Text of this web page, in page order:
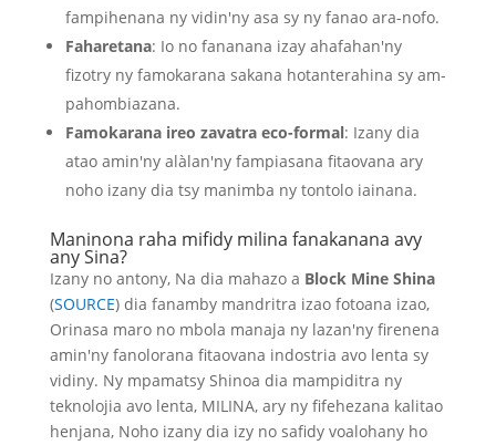
fampihenana ny vidin'ny asa sy ny fanao ara-nofo.
Faharetana: Io no fananana izay ahafahan'ny
fizotry ny famokarana sakana hotanterahina sy am-
pahombiazana.
Famokarana ireo zavatra eco-formal: Izany dia
atao amin'ny alàlan'ny fampiasana fitaovana ary
noho izany dia tsy manimba ny tontolo iainana.
Maninona raha mifidy milina fanakanana avy
any Sina?
Izany no antony, Na dia mahazo a Block Mine Shina
(SOURCE) dia fanamby mandritra izao fotoana izao,
Orinasa maro no mbola manaja ny lazan'ny firenena
amin'ny fanolorana fitaovana indostria avo lenta sy
vidiny. Ny mpamatsy Shinoa dia mampiditra ny
teknolojia avo lenta, MILINA, ary ny fifehezana kalitao
henjana, Noho izany dia izy no safidy voalohany ho